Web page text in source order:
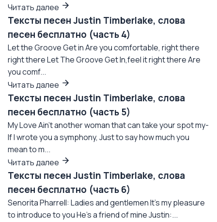
Читать далее
Тексты песен Justin Timberlake, слова
песен бесплатно (часть 4)
Let the Groove Get in Are you comfortable, right there
right there Let The Groove Get In,feel it right there Are
you comf...
Читать далее
Тексты песен Justin Timberlake, слова
песен бесплатно (часть 5)
My Love Ain't another woman that can take your spot my-
If I wrote you a symphony, Just to say how much you
mean to m...
Читать далее
Тексты песен Justin Timberlake, слова
песен бесплатно (часть 6)
Senorita Pharrell: Ladies and gentlemen It's my pleasure
to introduce to you He's a friend of mine Justin:...